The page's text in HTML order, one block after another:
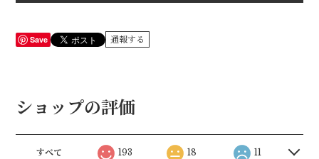
Save 通報する
ショップの評価
すべて 193 18 11